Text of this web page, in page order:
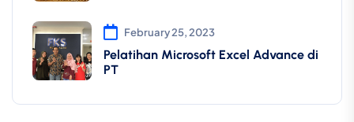
February 25, 2023
Pelatihan Microsoft Excel Advance di
PT